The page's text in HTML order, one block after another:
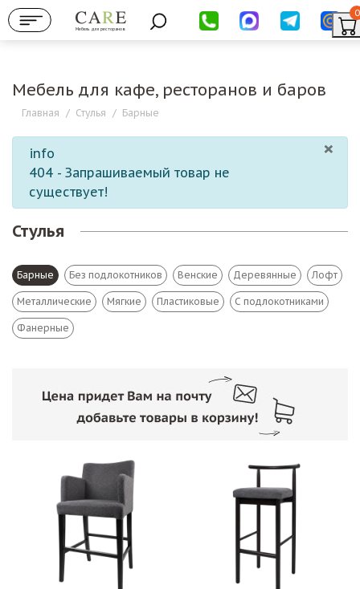
Мебель для ресторанов
0
Мебель для кафе, ресторанов и баров
Главная / Стулья / Барные
×
info
404 - Запрашиваемый товар не
существует!
Стулья
Барные Без подлокотников Венские Деревянные Лофт
Металлические Мягкие Пластиковые С подлокотниками
Фанерные